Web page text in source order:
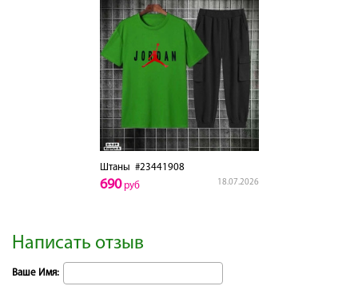
Штаны #23441908
18.07.2026
690руб
Написать отзыв
Ваше Имя: